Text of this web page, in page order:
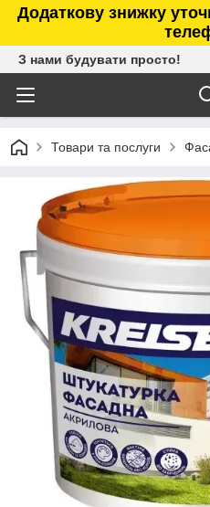
Додаткову знижку
З нами будувати просто!
Товари та послуги